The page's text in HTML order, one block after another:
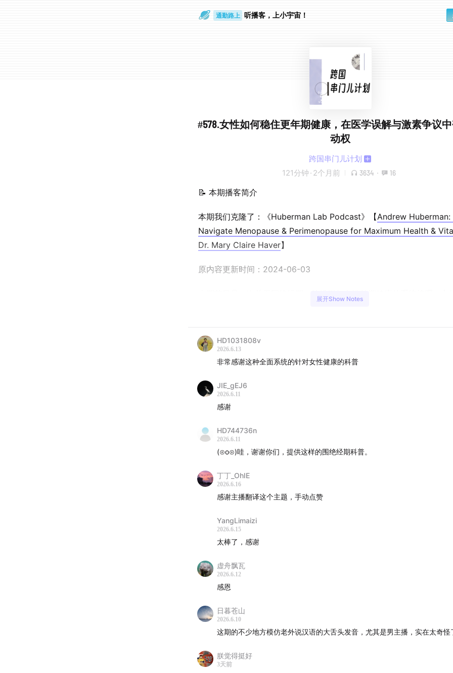
通勤路上 听播客，上小宇宙！
#578.女性如何稳住更年期健康，在医学误解与激素争议
动权
跨国串门儿计划
121分钟 · 2个月前 3634 · 16
📝 本期播客简介
本期我们克隆了：《Huberman Lab Podcast》【Andrew
Navigate Menopause & Perimenopause for Maximum Health &
Dr. Mary Claire Haver】
原内容更新时间：2024-06-03
本期节目是一次关于围绝经期、绝经期与女性长期健康的系统梳理。主
失、骨密度，到激素替代治疗 HRT 的争议与误解，几乎完整拆解了女性
十岁开始就应该了解的一套健康地图。
是影响大脑、心脏、骨骼、肌肉、皮肤、泌尿生殖系统和代谢健康的全
变。她也指出，围绝经期往往在最后一次月经前 7-10 年就开始，很多女
素波动有关。
这一期最重要的现实意义在于：女性并不是只能被动忍受更年期。通过
症状、与医生进行充分知情讨论、合理考虑 HRT、提升蛋白质和纤维摄
行抗阻训练、保护骨密度、管理睡眠与酒精摄入，女性可以更主动地穿
期、绝经期以及之后几十年的人生。
👩‍⚕️ 本期嘉宾
Mary Claire Haver，医学博士，委员会认证妇产科医生，围绝经期、绝
女性健康领域专家。她是《The New Menopause: Navigating Your
Through Hormonal Change With Purpose, Power, and the Facts》
也是 Galveston Diet 的创始人。她长期致力于更年期医学教育、女性代
康、激素治疗科普和女性健康研究倡导。
⏱️ 时间戳
00:00 开场 & 播客简介
展开Show Notes
HD1031808v
2026.6.13
非常感谢这种全面系统的针对女性健康的科普
JIE_gEJ6
2026.6.11
感谢
HD744736n
2026.6.11
(⊙o⊙)哇，谢谢你们，提供这样的围绝经期科普。
丁丁_OhIE
2026.6.16
感谢主播翻译这个主题，手动点赞
YangLimaizi
2026.6.15
太棒了，感谢
虚舟飘瓦
2026.6.12
感恩
日暮苍山
2026.6.10
这期的不少地方模仿老外说汉语的大舌头发音，尤其是男主播，实在太奇怪
朕觉得挺好
3天前